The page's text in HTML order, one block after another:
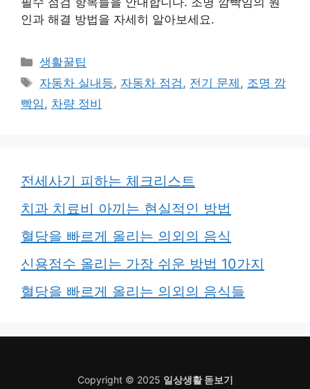
인과 해결 방법을 자세히 알아보세요.
카
테
고
리
생활꿀팁
태
그
자동차 실내등, 자동차 점검 , 전기 문제 , 조명 깜
빡임 , 차량 정비
전세사기 피하는 체크리스트
치과 치료비 아끼는 현실적인 방법
혈당을 빠르게 올리는 의외의 음식
신용점수 올리는 가장 쉬운 방법 10가지
혈당을 빠르게 올리는 의외의 음식들
Copyright © 2025 일상생활 돋보기